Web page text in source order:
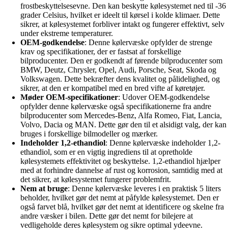
frostbeskyttelsesevne. Den kan beskytte kølesystemet ned til -36
grader Celsius, hvilket er ideelt til kørsel i kolde klimaer. Dette
sikrer, at kølesystemet forbliver intakt og fungerer effektivt, selv
under ekstreme temperaturer.
OEM-godkendelse: Denne kølervæske opfylder de strenge
krav og specifikationer, der er fastsat af forskellige
bilproducenter. Den er godkendt af førende bilproducenter som
BMW, Deutz, Chrysler, Opel, Audi, Porsche, Seat, Skoda og
Volkswagen. Dette bekræfter dens kvalitet og pålidelighed, og
sikrer, at den er kompatibel med en bred vifte af køretøjer.
Møder OEM-specifikationer: Udover OEM-godkendelse
opfylder denne kølervæske også specifikationerne fra andre
bilproducenter som Mercedes-Benz, Alfa Romeo, Fiat, Lancia,
Volvo, Dacia og MAN. Dette gør den til et alsidigt valg, der kan
bruges i forskellige bilmodeller og mærker.
Indeholder 1,2-ethandiol: Denne kølervæske indeholder 1,2-
ethandiol, som er en vigtig ingrediens til at opretholde
kølesystemets effektivitet og beskyttelse. 1,2-ethandiol hjælper
med at forhindre dannelse af rust og korrosion, samtidig med at
det sikrer, at kølesystemet fungerer problemfrit.
Nem at bruge: Denne kølervæske leveres i en praktisk 5 liters
beholder, hvilket gør det nemt at påfylde kølesystemet. Den er
også farvet blå, hvilket gør det nemt at identificere og skelne fra
andre væsker i bilen. Dette gør det nemt for bilejere at
vedligeholde deres kølesystem og sikre optimal ydeevne.